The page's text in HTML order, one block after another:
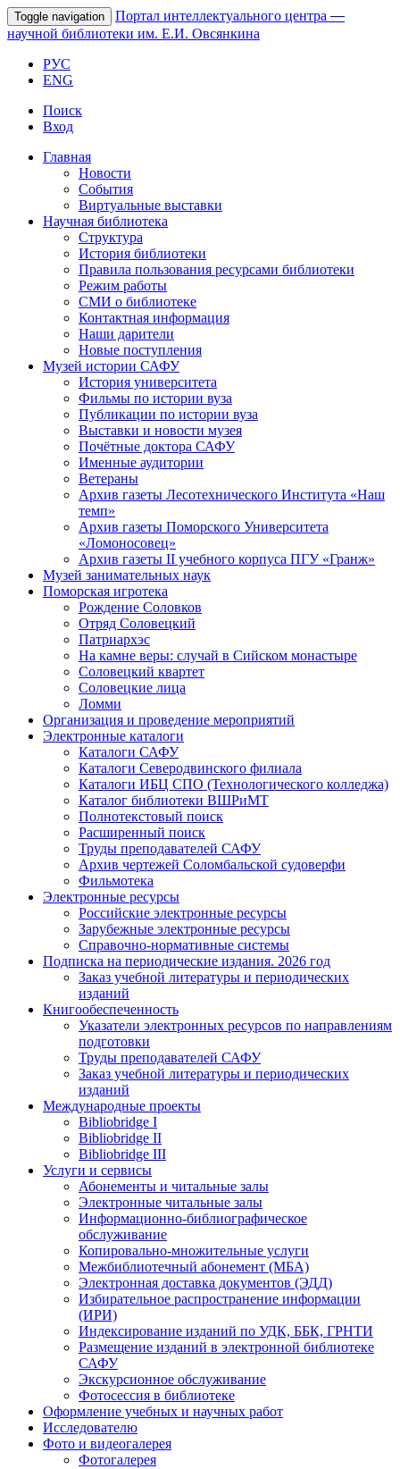
Toggle navigation Портал интеллектуального центра —
научной библиотеки им. Е.И. Овсянкина
РУС
ENG
Поиск
Вход
Главная
Новости
События
Виртуальные выставки
Научная библиотека
Структура
История библиотеки
Правила пользования ресурсами библиотеки
Режим работы
СМИ о библиотеке
Контактная информация
Наши дарители
Новые поступления
Музей истории САФУ
История университета
Фильмы по истории вуза
Публикации по истории вуза
Выставки и новости музея
Почётные доктора САФУ
Именные аудитории
Ветераны
Архив газеты Лесотехнического Института «Наш
темп»
Архив газеты Поморского Университета
«Ломоносовец»
Архив газеты II учебного корпуса ПГУ «Гранж»
Музей занимательных наук
Поморская игротека
Рождение Соловков
Отряд Соловецкий
Патриархэс
На камне веры: случай в Сийском монастыре
Соловецкий квартет
Соловецкие лица
Ломми
Организация и проведение мероприятий
Электронные каталоги
Каталоги САФУ
Каталоги Северодвинского филиала
Каталоги ИБЦ СПО (Технологического колледжа)
Каталог библиотеки ВШРиМТ
Полнотекстовый поиск
Расширенный поиск
Труды преподавателей САФУ
Архив чертежей Соломбальской судоверфи
Фильмотека
Электронные ресурсы
Российские электронные ресурсы
Зарубежные электронные ресурсы
Справочно-нормативные системы
Подписка на периодические издания. 2026 год
Заказ учебной литературы и периодических
изданий
Книгообеспеченность
Указатели электронных ресурсов по направлениям
подготовки
Труды преподавателей САФУ
Заказ учебной литературы и периодических
изданий
Международные проекты
Bibliobridge I
Bibliobridge II
Bibliobridge III
Услуги и сервисы
Абонементы и читальные залы
Электронные читальные залы
Информационно-библиографическое
обслуживание
Копировально-множительные услуги
Межбиблиотечный абонемент (МБА)
Электронная доставка документов (ЭДД)
Избирательное распространение информации
(ИРИ)
Индексирование изданий по УДК, ББК, ГРНТИ
Размещение изданий в электронной библиотеке
САФУ
Экскурсионное обслуживание
Фотосессия в библиотеке
Оформление учебных и научных работ
Исследователю
Фото и видеогалерея
Фотогалерея